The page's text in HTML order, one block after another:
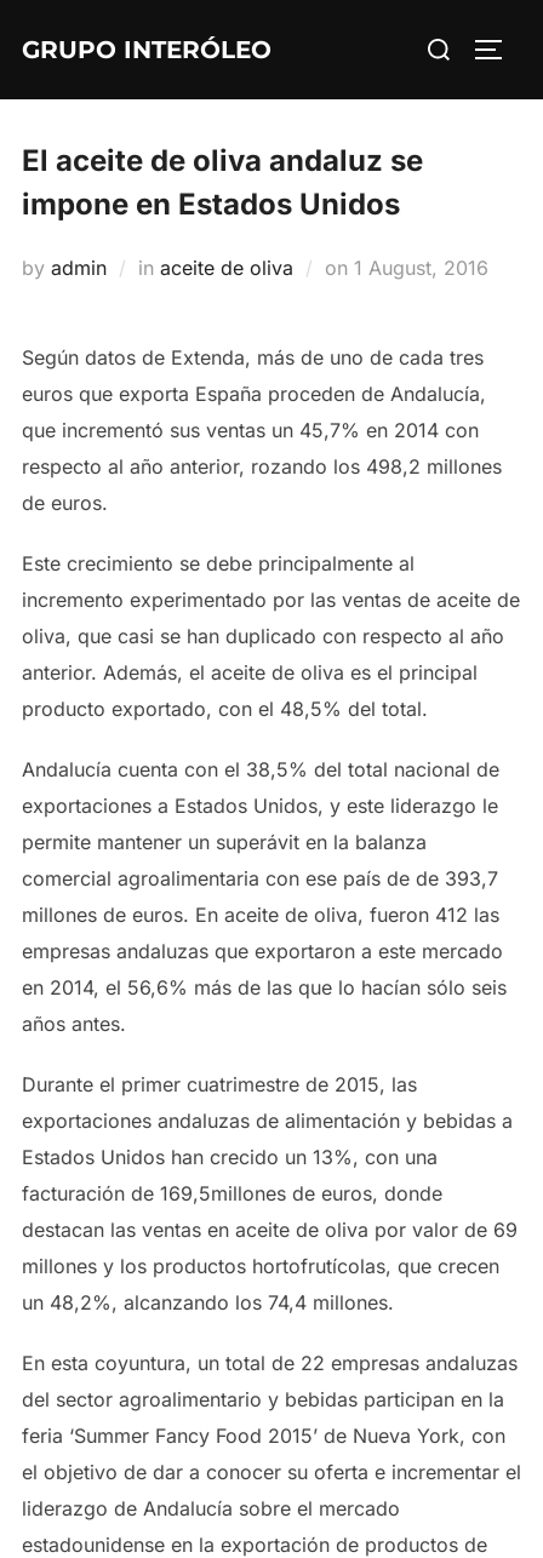
GRUPO INTERÓLEO
Search
El aceite de oliva andaluz se
impone en Estados Unidos
by admin in aceite de oliva on Posted
1 August, 2016
Según datos de Extenda, más de uno de cada tres
euros que exporta España proceden de Andalucía,
que incrementó sus ventas un 45,7% en 2014 con
respecto al año anterior, rozando los 498,2 millones
de euros.
Este crecimiento se debe principalmente al
incremento experimentado por las ventas de aceite de
oliva, que casi se han duplicado con respecto al año
anterior. Además, el aceite de oliva es el principal
producto exportado, con el 48,5% del total.
Andalucía cuenta con el 38,5% del total nacional de
exportaciones a Estados Unidos, y este liderazgo le
permite mantener un superávit en la balanza
comercial agroalimentaria con ese país de de 393,7
millones de euros. En aceite de oliva, fueron 412 las
empresas andaluzas que exportaron a este mercado
en 2014, el 56,6% más de las que lo hacían sólo seis
años antes.
Durante el primer cuatrimestre de 2015, las
exportaciones andaluzas de alimentación y bebidas a
Estados Unidos han crecido un 13%, con una
facturación de 169,5millones de euros, donde
destacan las ventas en aceite de oliva por valor de 69
millones y los productos hortofrutícolas, que crecen
un 48,2%, alcanzando los 74,4 millones.
En esta coyuntura, un total de 22 empresas andaluzas
del sector agroalimentario y bebidas participan en la
feria ‘Summer Fancy Food 2015’ de Nueva York, con
el objetivo de dar a conocer su oferta e incrementar el
liderazgo de Andalucía sobre el mercado
estadounidense en la exportación de productos de